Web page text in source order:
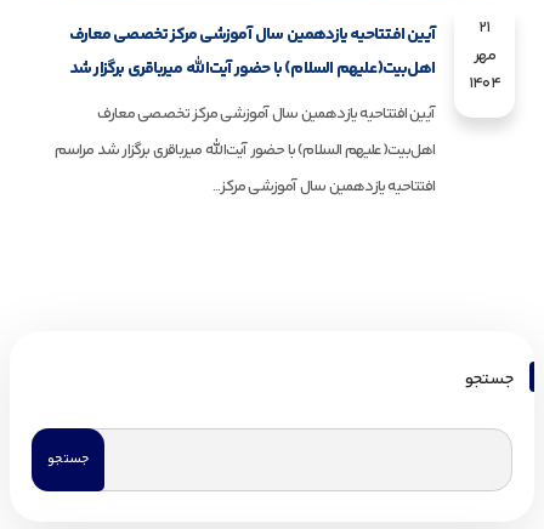
21
مهر
1404
آیین افتتاحیه یازدهمین سال آموزشی مرکز تخصصی معارف
اهل‌بیت(علیهم السلام) با حضور آیت‌الله میرباقری برگزار شد
آیین افتتاحیه یازدهمین سال آموزشی مرکز تخصصی معارف
اهل‌بیت(علیهم السلام) با حضور آیت‌الله میرباقری برگزار شد مراسم
افتتاحیه یازدهمین سال آموزشی مرکز...
جستجو